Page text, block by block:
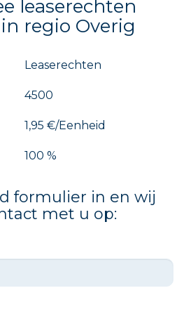
leaserechten
regio Overig
Leaserechten
4500
1,95 €/Eenheid
100 %
formulier in en wij
met u op: